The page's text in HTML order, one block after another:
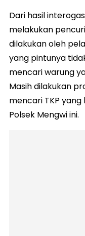
Dari hasil
melakukan
dilakukan oleh
yang pintunya
mencari warung
Masih dilakukan
mencari TKP
Polsek Mengwi ini.